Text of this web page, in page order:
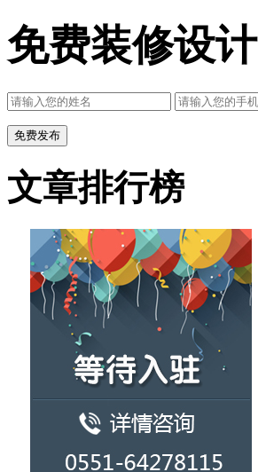
免费装修设计
文章排行榜